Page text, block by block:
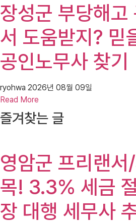
장성군 부당해고
서 도움받지? 믿
공인노무사 찾기
ryohwa 2026년 08월 09일
Read More
즐겨찾는 글
영암군 프리랜서
목! 3.3% 세금
장 대행 세무사